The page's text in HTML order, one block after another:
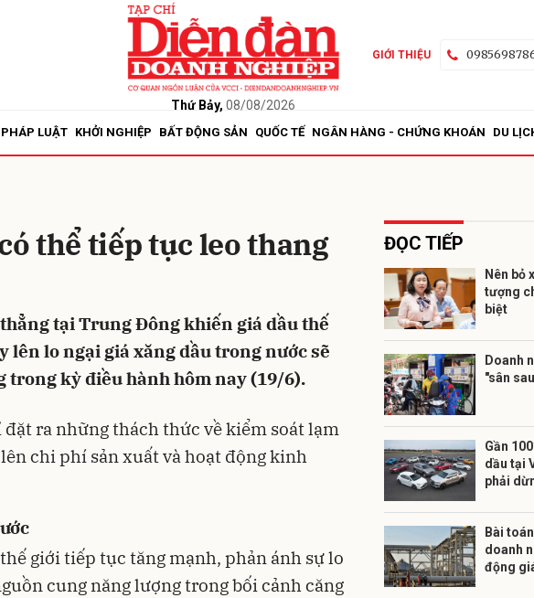
Thứ Bảy, 08/08/2026
GIỚI THIỆU
PHÁP LUẬT KHỞI NGHIỆP BẤT ĐỘNG SẢN QUỐC TẾ NGÂN HÀNG - CHỨNG KHOÁN DU
thể tiếp tục leo thang
tại Trung Đông khiến giá dầu thế
lên lo ngại giá xăng dầu trong nước sẽ
trong kỳ điều hành hôm nay (19/6).
ra những thách thức về kiểm soát lạm
chi phí sản xuất và hoạt động kinh
giới tiếp tục tăng mạnh, phản ánh sự lo
cung năng lượng trong bối cảnh căng
ĐỌC TIẾP
Nên bỏ
tượng
biệt
Doanh
"sân
Gần
dầu tại
phải
Bài
doanh
động
Gửi